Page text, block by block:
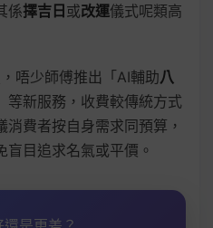
係擇吉日 或改運儀式呢類高
唔少師傅推出「AI輔助八
等新服務，收費較傳統方式
費者按自身需求同預算，
目追求名氣或平價。